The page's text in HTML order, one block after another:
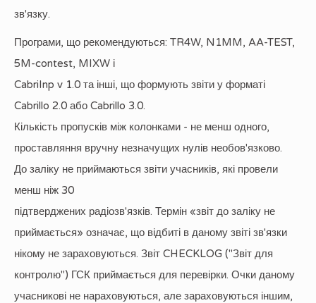
зв'язку.
Програми, що рекомендуються: TR4W, N1MM, AA-TEST,
5M-contest, MIXW і
CabriInp v 1.0 та інші, що формують звіти у форматі
Cabrillo 2.0 або Cabrillo 3.0.
Кількість пропусків між колонками - не менш одного,
проставляння вручну незначущих нулів необов'язково.
До заліку не приймаються звіти учасників, які провели
менш ніж 30
підтверджених радіозв'язків. Термін «звіт до заліку не
приймається» означає, що відбиті в даному звіті зв'язки
нікому не зараховуються. Звіт CHECKLOG ("Звіт для
контролю") ГСК приймається для перевірки. Очки даному
учасникові не нараховуються, але зараховуються іншим,